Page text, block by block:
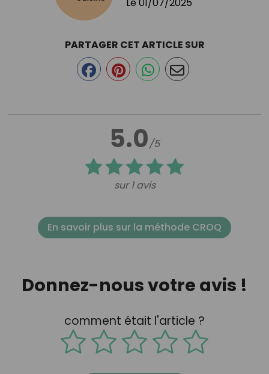
5.0/5
sur 1 avis
PARTAGER CET ARTICLE SUR
En savoir plus sur la méthode CROQ
Donnez-nous votre avis !
comment était l'article ?